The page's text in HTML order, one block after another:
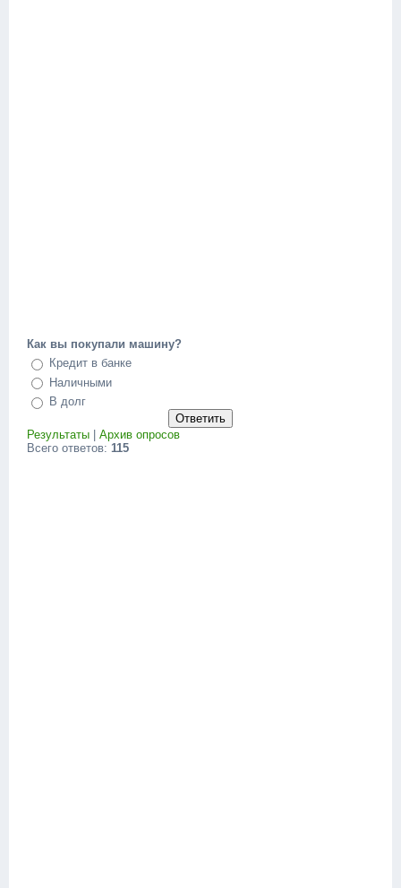
Как вы покупали машину?
Кредит в банке
Наличными
В долг
Результаты
Архив опросов
Всего ответов: 115